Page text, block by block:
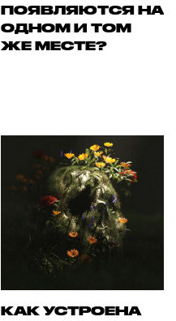
ПОЯВЛЯЮТСЯ НА
ОДНОМ И ТОМ
ЖЕ МЕСТЕ?
КАК УСТРОЕНА